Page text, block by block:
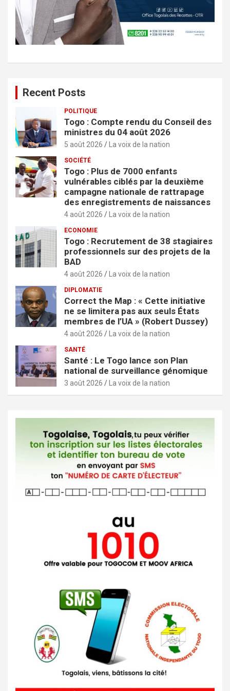
Recent Posts
POLITIQUE
Togo : Compte rendu du Conseil des
ministres du 04 août 2026
5 août 2026 La voix de la nation
SOCIÉTÉ
Togo : Plus de 7000 enfants
vulnérables ciblés par la deuxième
campagne nationale de rattrapage
des enregistrements de naissances
4 août 2026 La voix de la nation
ECONOMIE
Togo : Recrutement de 38 stagiaires
professionnels sur des projets de la
BAD
4 août 2026 La voix de la nation
DIPLOMATIE
Correct the Map : « Cette initiative
ne se limitera pas aux seuls États
membres de l’UA » (Robert Dussey)
4 août 2026 La voix de la nation
SANTÉ
Santé : Le Togo lance son Plan
national de surveillance génomique
3 août 2026 La voix de la nation